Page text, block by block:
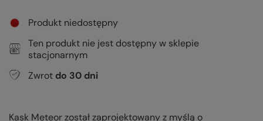
Produkt niedostępny
Ten produkt nie jest dostępny w sklepie
stacjonarnym
Zwrot do 30 dni
Kask Meteor został zaprojektowany z myślą o